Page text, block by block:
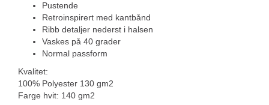
Pustende
Retroinspirert med kantbånd
Ribb detaljer nederst i halsen
Vaskes på 40 grader
Normal passform
Kvalitet:
100% Polyester 130 gm2
Farge hvit: 140 gm2